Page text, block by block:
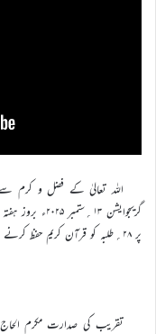
گریجوایشن
پر ۲۸؍طلبہ کو قرآن کریم حفظ کرنے پر اسناد تقسیم کی گئیں۔
تقریب کی صدارت مکرم الحاج